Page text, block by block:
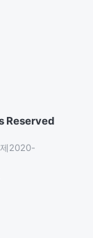
Reserved
2020-